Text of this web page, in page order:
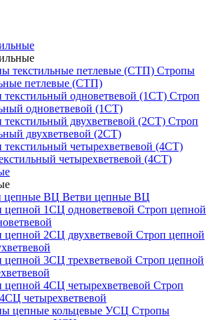
Стропы
петлевые (СТП)
Строп
одноветвевой (1СТ)
Строп
двухветвевой (2СТ)
четырехветвевой (4СТ)
Ветви цепные ВЦ
Строп цепной
Строп цепной
Строп цепной
Строп
четырехветвевой
Стропы